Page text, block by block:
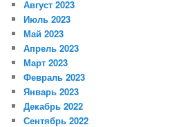
Август 2023
Июль 2023
Май 2023
Апрель 2023
Март 2023
Февраль 2023
Январь 2023
Декабрь 2022
Сентябрь 2022